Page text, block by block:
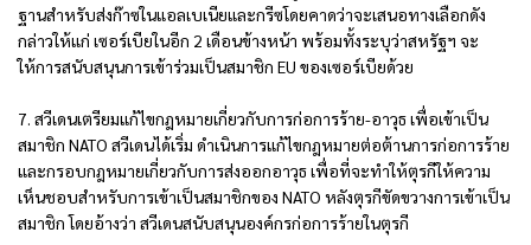
ฐานสำหรับส่งก๊าซในแอลเบเนียและกรีซโดยคาดว่าจะเสนอทางเลือกดัง
กล่าวให้แก่ เซอร์เบียในอีก 2 เดือนข้างหน้า พร้อมทั้งระบุว่าสหรัฐฯ จะ
ให้การสนับสนุนการเข้าร่วมเป็นสมาชิก EU ของเซอร์เบียด้วย
7. สวีเดนเตรียมแก้ไขกฎหมายเกี่ยวกับการก่อการร้าย-อาวุธ เพื่อเข้าเป็น
สมาชิก NATO สวีเดนได้เริ่ม ดำเนินการแก้ไขกฎหมายต่อต้านการก่อการร้าย
และกรอบกฎหมายเกี่ยวกับการส่งออกอาวุธ เพื่อที่จะทำให้ตุรกีให้ความ
เห็นชอบสำหรับการเข้าเป็นสมาชิกของ NATO หลังตุรกีขัดขวางการเข้าเป็น
สมาชิก โดยอ้างว่า สวีเดนสนับสนุนองค์กรก่อการร้ายในตุรกี